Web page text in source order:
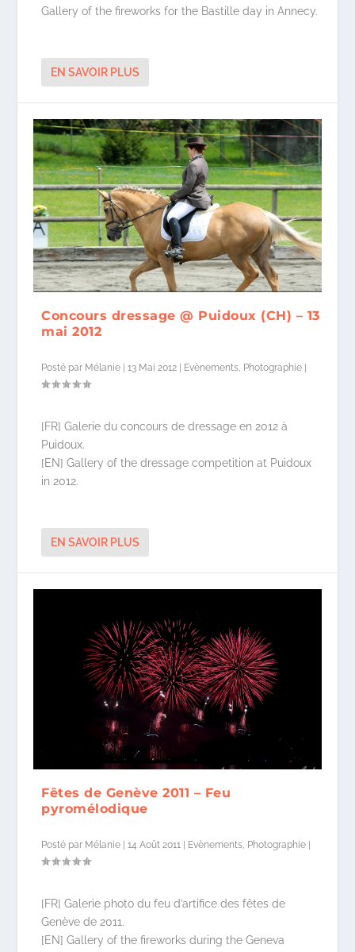
Gallery of the fireworks for the Bastille day in Annecy.
EN SAVOIR PLUS
Concours dressage @ Puidoux (CH) – 13
mai 2012
Posté par Mélanie |13 Mai 2012 | Evènements Photographie |
[FR] Galerie du concours de dressage en 2012 à
Puidoux.
[EN] Gallery of the dressage competition at Puidoux
in 2012.
EN SAVOIR PLUS
Fêtes de Genève 2011 – Feu
pyromélodique
Posté par Mélanie |14 Août 2011 Evènements, Photographie
[FR] Galerie photo du feu d’artifice des fêtes de
Genève de 2011.
[EN] Gallery of the fireworks during the Geneva